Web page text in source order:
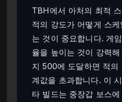
TBH에서 아처의 최적
적의 강도가 어떻게 스
는 것이 중요합니다. 게
율을 높이는 것이 강력
지 500에 도달하면 적의
계값을 초과합니다. 이
타 빌드는 중장갑 보스